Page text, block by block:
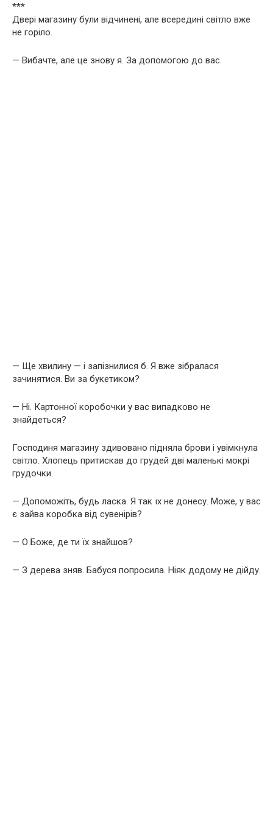
***
Двері магазину були відчинені, але всередині світло вже
не горіло.
— Вибачте, але це знову я. За допомогою до вас.
— Ще хвилину — і запізнилися б. Я вже зібралася
зачинятися. Ви за букетиком?
— Ні. Картонної коробочки у вас випадково не
знайдеться?
Господиня магазину здивовано підняла брови і увімкнула
світло. Хлопець притискав до грудей дві маленькі мокрі
грудочки.
— Допоможіть, будь ласка. Я так їх не донесу. Може, у вас
є зайва коробка від сувенірів?
— О Боже, де ти їх знайшов?
— З дерева зняв. Бабуся попросила. Ніяк додому не дійду.